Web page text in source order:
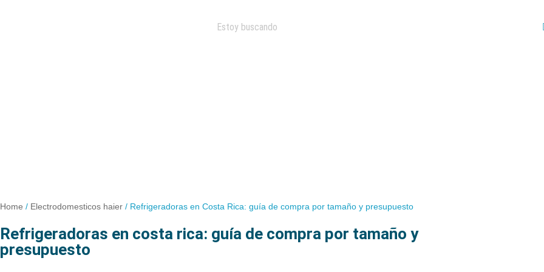
Home / Electrodomesticos haier / Refrigeradoras en Costa Rica: guía de compra por tamaño y presupuesto
refrigeradoras en costa rica: guía de compra por tamaño y
presupuesto